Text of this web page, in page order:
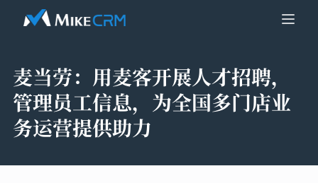
麦当劳： 用麦客开展人才招聘，
管理员工信息，为全国多门店业
务运营提供助力